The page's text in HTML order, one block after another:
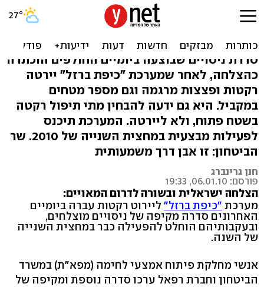
"כיפת ברזל" מושלמת: תוצב
בשטח כבר השנה
סדרת ניסויים שבוצעה ביומיים החולפים הוכתרה
כהצלחה, לאחר שמערכת "כיפת ברזל" יירטה
רקטות ופצצות מרגמה וגם מספר מטחים
במקביל. היא גם ידעה להבחין מתי תיפול רקטה
בשטח פתוח, ולא ליירטה. המערכת תיכנס
לפעילות מבצעית במחצית השנייה של 2010. שר
הביטחון: זו אבן דרך משמעותית
חנן גרינברג
פורסם: 06.01.10, 19:33
הצלחה ישראלית ובשורה לדרום המאויים:
מערכת "כיפת ברזל" ליירוט רקטות עברה ביומיים
האחרונים סדרה מקיפה של ניסויים מוצלחים,
ובעקבותיהם הוחלט להפעילה כבר במחצית השנייה
של השנה.
אנשי מחלקת פיתוח אמצעי לחימה (מפא"ת) במשרד
הביטחון וחברת רפאל ערכו סדרה נוספת ומקיפה של